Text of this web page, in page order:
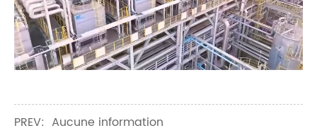
PREV: Aucune information